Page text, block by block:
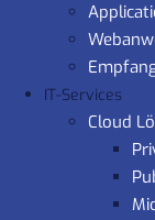
IT-Services
Cloud